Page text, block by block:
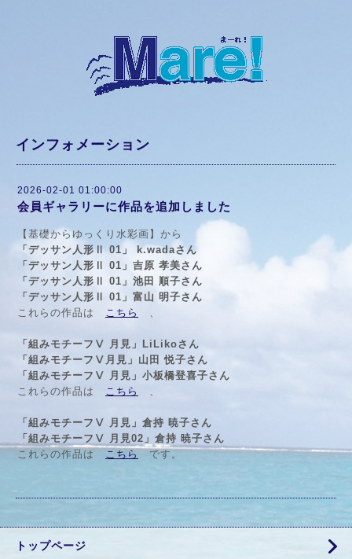
インフォメーション
2026-02-01 01:00:00
会員ギャラリーに作品を追加しました
【基礎からゆっくり水彩画】から
「デッサン人形Ⅱ 01」 k.wadaさん
「デッサン人形Ⅱ 01」吉原 孝美さん
「デッサン人形Ⅱ 01」池田 順子さん
「デッサン人形Ⅱ 01」富山 明子さん
これらの作品は こちら 、
「組みモチーフⅤ 月見」LiLikoさん
「組みモチーフⅤ月見」山田 悦子さん
「組みモチーフⅤ 月見」小板橋登喜子さん
これらの作品は こちら 、
「組みモチーフⅤ 月見」倉持 暁子さん
「組みモチーフⅤ 月見02」倉持 暁子さん
これらの作品は こちら です。
トップページ